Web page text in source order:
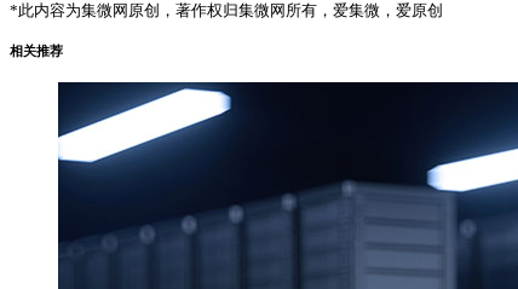
*此内容为集微网原创，著作权归集微网所有，爱集微，爱原创
相关推荐